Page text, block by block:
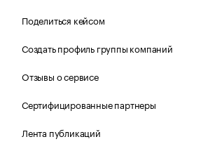
Поделиться кейсом
Создать профиль группы компаний
Отзывы о сервисе
Сертифицированные партнеры
Лента публикаций